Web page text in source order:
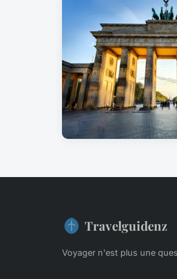
Travelguidenz
Voyager n'est plus une